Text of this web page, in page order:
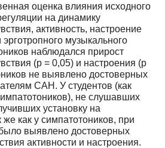
оценка влияния исходного
на динамику
активность, настроение
музыкального
наблюдался прирост
(p = 0,05) и настроения (p
не выявлено достоверных
САН. У студентов (как
не слушавших
установку на
как у симпатотоников, при
выявлено достоверных
активности и настроения.